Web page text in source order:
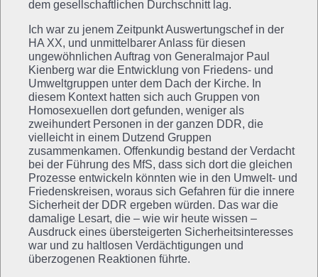
dem gesellschaftlichen Durchschnitt lag.
Ich war zu jenem Zeitpunkt Auswertungschef in der
HA XX, und unmittelbarer Anlass für diesen
ungewöhnlichen Auftrag von Generalmajor Paul
Kienberg war die Entwicklung von Friedens- und
Umweltgruppen unter dem Dach der Kirche. In
diesem Kontext hatten sich auch Gruppen von
Homosexuellen dort gefunden, weniger als
zweihundert Personen in der ganzen DDR, die
vielleicht in einem Dutzend Gruppen
zusammenkamen. Offenkundig bestand der Verdacht
bei der Führung des MfS, dass sich dort die gleichen
Prozesse entwickeln könnten wie in den Umwelt- und
Friedenskreisen, woraus sich Gefahren für die innere
Sicherheit der DDR ergeben würden. Das war die
damalige Lesart, die – wie wir heute wissen –
Ausdruck eines übersteigerten Sicherheitsinteresses
war und zu haltlosen Verdächtigungen und
überzogenen Reaktionen führte.